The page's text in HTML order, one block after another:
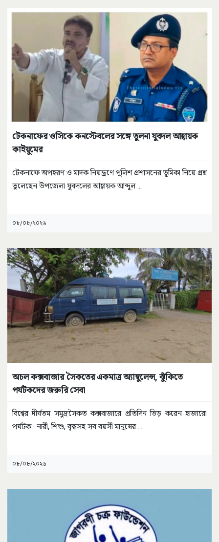
টেকনাফের ওসিকে কনস্টেবলের সঙ্গে তুলনা যুবদল আহ্বায়ক
কাইয়ুমের
টেকনাফে অপহরণ ও মাদক নিয়ন্ত্রণে পুলিশ প্রশাসনের ভূমিকা নিয়ে প্রশ্ন
তুলেছেন উপজেলা যুবদলের আহ্বায়ক আব্দুল...
০৮/০৮/২০২৬
অচল কক্সবাজার সৈকতের একমাত্র অ্যাম্বুলেন্স, ঝুঁকিতে
পর্যটকদের জরুরি সেবা
বিশ্বের দীর্ঘতম সমুদ্রসৈকত কক্সবাজারে প্রতিদিন ভিড় করেন হাজারো
পর্যটক। নারী, শিশু, বৃদ্ধসহ সব বয়সী মানুষের ...
০৮/০৮/২০২৬